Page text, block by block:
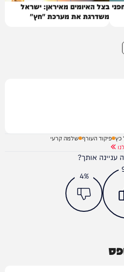
בצל האיומים מאיראן: ישראל
משדרגת את מערכת "חץ"
כץ פיקוד העורף שלמה קרעי
עניינה אותך?
4%